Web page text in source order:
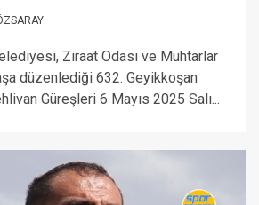
Ziraat Odası ve Muhtarlar
düzenlediği 632. Geyikkoşan
Güreşleri 6 Mayıs 2025 Salı...